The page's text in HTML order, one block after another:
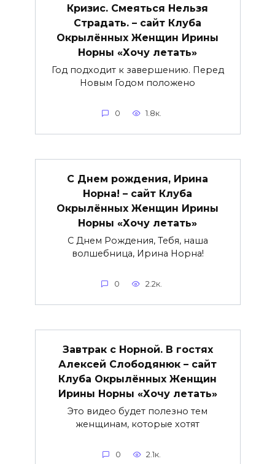
Кризис. Смеяться Нельзя
Страдать. – сайт Клуба
Окрылённых Женщин Ирины
Норны «Хочу летать»
Год подходит к завершению. Перед
Новым Годом положено
0 1.8к.
С Днем рождения, Ирина
Норна! – сайт Клуба
Окрылённых Женщин Ирины
Норны «Хочу летать»
С Днем Рождения, Тебя, наша
волшебница, Ирина Норна!
0 2.2к.
Завтрак с Норной. В гостях
Алексей Слободянюк – сайт
Клуба Окрылённых Женщин
Ирины Норны «Хочу летать»
Это видео будет полезно тем
женщинам, которые хотят
0 2.1к.